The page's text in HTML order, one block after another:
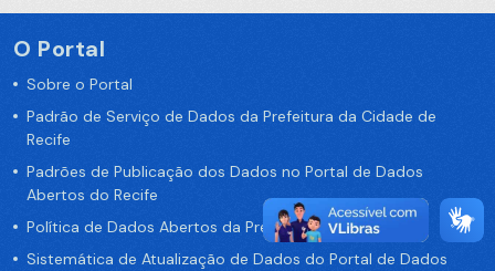
O Portal
Sobre o Portal
Padrão de Serviço de Dados da Prefeitura da Cidade de
Recife
Padrões de Publicação dos Dados no Portal de Dados
Abertos do Recife
Política de Dados Abertos da Prefeitura do Recife
Sistemática de Atualização de Dados do Portal de Dados